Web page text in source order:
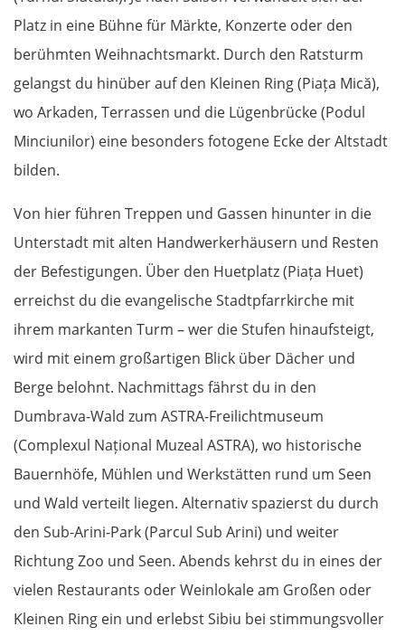
Platz in eine Bühne für Märkte, Konzerte oder den
berühmten Weihnachtsmarkt. Durch den Ratsturm
gelangst du hinüber auf den Kleinen Ring (Piața Mică),
wo Arkaden, Terrassen und die Lügenbrücke (Podul
Minciunilor) eine besonders fotogene Ecke der Altstadt
bilden.
Von hier führen Treppen und Gassen hinunter in die
Unterstadt mit alten Handwerkerhäusern und Resten
der Befestigungen. Über den Huetplatz (Piața Huet)
erreichst du die evangelische Stadtpfarrkirche mit
ihrem markanten Turm – wer die Stufen hinaufsteigt,
wird mit einem großartigen Blick über Dächer und
Berge belohnt. Nachmittags fährst du in den
Dumbrava-Wald zum ASTRA-Freilichtmuseum
(Complexul Național Muzeal ASTRA), wo historische
Bauernhöfe, Mühlen und Werkstätten rund um Seen
und Wald verteilt liegen. Alternativ spazierst du durch
den Sub-Arini-Park (Parcul Sub Arini) und weiter
Richtung Zoo und Seen. Abends kehrst du in eines der
vielen Restaurants oder Weinlokale am Großen oder
Kleinen Ring ein und erlebst Sibiu bei stimmungsvoller